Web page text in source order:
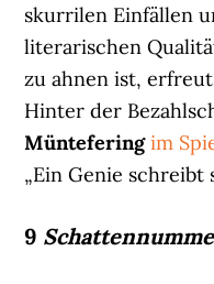
skurrilen Einfällen
literarischen
zu ahnen ist,
Hinter der
Müntefering im
„Ein Genie schreibt
9